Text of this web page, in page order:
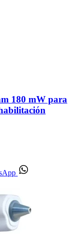
180 mW para